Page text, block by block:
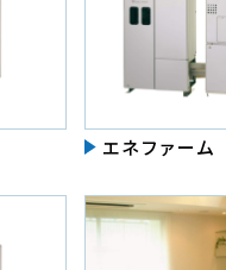
エネファーム